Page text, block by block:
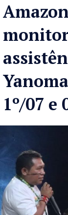
1º/07 e